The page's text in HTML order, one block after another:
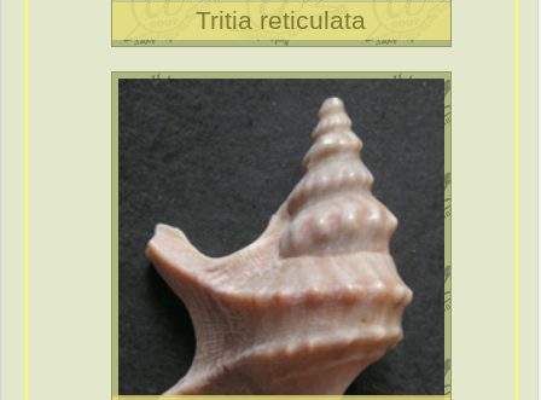
Tritia reticulata